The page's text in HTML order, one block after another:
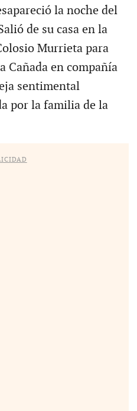
la noche del
de su casa en la
Murrieta para
Cañada en compañía
sentimental
por la familia de la